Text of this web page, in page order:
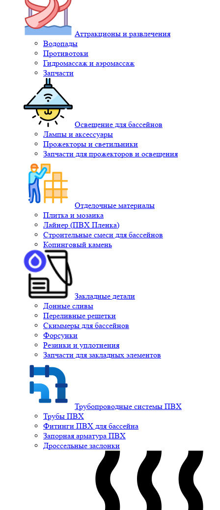
Аттракционы и развлечения
Водопады
Противотоки
Гидромассаж и аэромассаж
Запчасти
Освещение для бассейнов
Лампы и аксессуары
Прожекторы и светильники
Запчасти для прожекторов и освещения
Отделочные материалы
Плитка и мозаика
Лайнер (ПВХ Пленка)
Строительные смеси для бассейнов
Копинговый камень
Закладные детали
Донные сливы
Переливные решетки
Скиммеры для бассейнов
Форсунки
Резинки и уплотнения
Запчасти для закладных элементов
Трубопроводные системы ПВХ
Трубы ПВХ
Фитинги ПВХ для бассейна
Запорная арматура ПВХ
Дроссельные заслонки